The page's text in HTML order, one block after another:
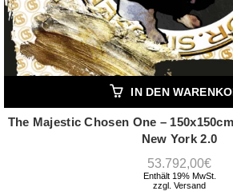
IN DEN
The Majestic Chosen One –
New York 2.0
53.792,00€
Enthält 19% MwSt.
zzgl. Versand